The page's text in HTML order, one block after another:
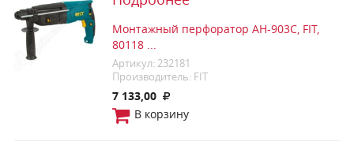
Монтажный перфоратор AH-903C, FIT,
80118 ...
Артикул: 232181
Производитель: FIT
7 133,00
В корзину